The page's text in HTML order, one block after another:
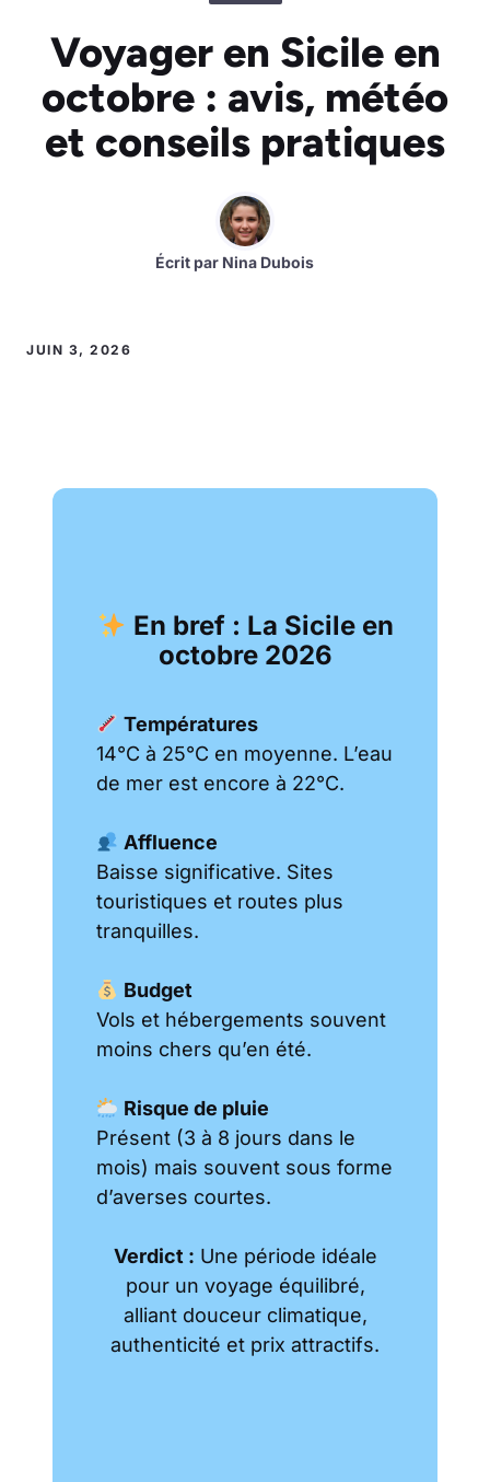
Voyager en Sicile en
octobre : avis, météo
et conseils pratiques
Écrit par Nina Dubois
JUIN 3, 2026
En bref : La Sicile en
octobre 2026
Températures
14°C à 25°C en moyenne. L’eau
de mer est encore à 22°C.
Affluence
Baisse significative. Sites
touristiques et routes plus
tranquilles.
Budget
Vols et hébergements souvent
moins chers qu’en été.
Risque de pluie
Présent (3 à 8 jours dans le
mois) mais souvent sous forme
d’averses courtes.
Verdict : Une période idéale
pour un voyage équilibré,
alliant douceur climatique,
authenticité et prix attractifs.